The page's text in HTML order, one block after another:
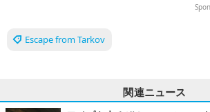
Escape from Tarkov
関連ニュース